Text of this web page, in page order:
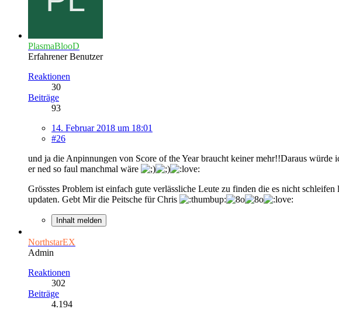
PlasmaBlooD
Erfahrener Benutzer
Reaktionen
30
Beiträge
93
14. Februar 2018 um 18:01
#26
und ja die Anpinnungen von Score of the Year braucht keiner mehr!!Daraus
er ned so faul manchmal wäre
Grösstes Problem ist einfach gute verlässliche Leute zu finden die es nicht
updaten. Gebt Mir die Peitsche für Chris
Inhalt melden
NorthstarEX
Admin
Reaktionen
302
Beiträge
4.194